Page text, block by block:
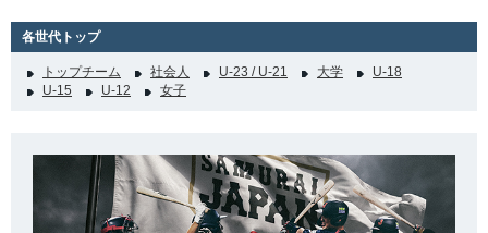
各世代トップ
トップチーム 社会人 U-23 / U-21 大学
U-18
U-15
U-12 女子